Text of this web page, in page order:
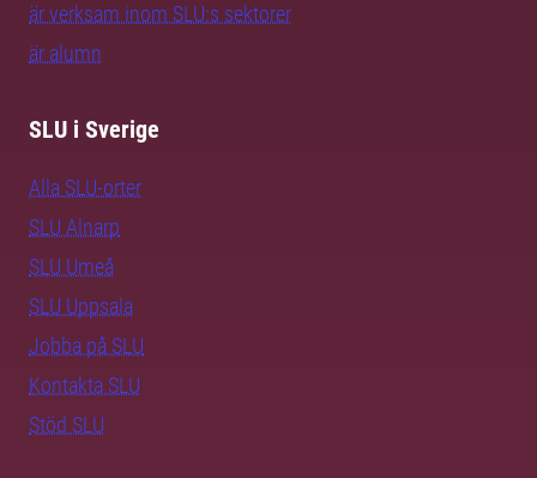
är verksam inom SLU:s sektorer
är alumn
SLU i Sverige
Alla SLU-orter
SLU Alnarp
SLU Umeå
SLU Uppsala
Jobba på SLU
Kontakta SLU
Stöd SLU